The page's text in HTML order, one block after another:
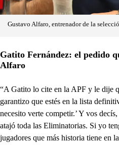
Gustavo Alfaro, entrenador de la
Gatito Fernández: el pedido
Alfaro
“A Gatito lo cite en la APF y le dije
garantizo que estés en la lista
necesito verte competir.’ Y vos
atajó toda las Eliminatorias. Si yo
jugadores que más historia tiene en